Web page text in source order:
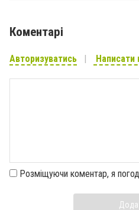
Коментарі
Авторизуватись Написати
Розміщуючи коментар, я